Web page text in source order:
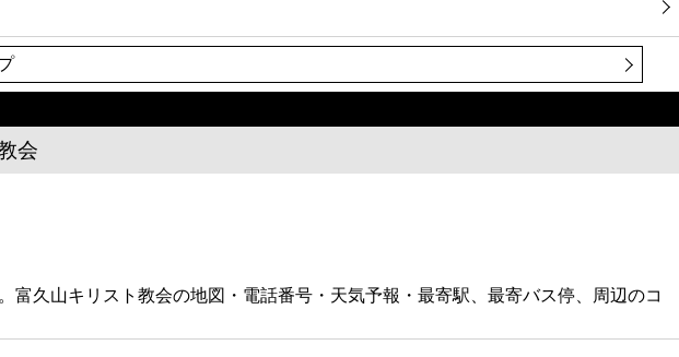
会
久山キリスト教会の地図・電話番号・天気予報・最寄駅、最寄バス停、周辺のコ